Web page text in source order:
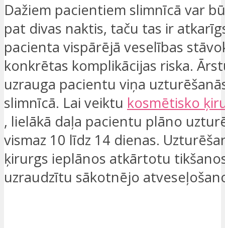
Dažiem pacientiem slimnīcā var
pat divas naktis, taču tas ir
pacienta vispārējā veselības
konkrētas komplikācijas riska.
uzrauga pacientu viņa
slimnīcā. Lai veiktu kosmētisko
, lielākā daļa pacientu plāno
vismaz 10 līdz 14 dienas.
ķirurgs ieplānos atkārtotu
uzraudzītu sākotnējo